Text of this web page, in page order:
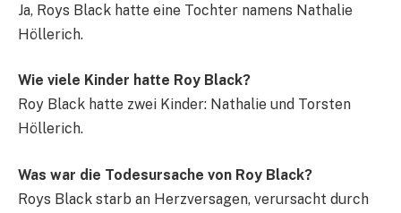
Ja, Roys Black hatte eine Tochter namens Nathalie
Höllerich.
Wie viele Kinder hatte Roy Black?
Roy Black hatte zwei Kinder: Nathalie und Torsten
Höllerich.
Was war die Todesursache von Roy Black?
Roys Black starb an Herzversagen, verursacht durch